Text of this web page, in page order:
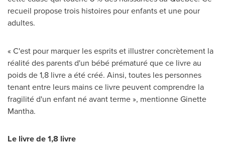
recueil propose trois histoires pour enfants et une pour
adultes.
« C'est pour marquer les esprits et illustrer concrètement la
réalité des parents d'un bébé prématuré que ce livre au
poids de 1,8 livre a été créé. Ainsi, toutes les personnes
tenant entre leurs mains ce livre peuvent comprendre la
fragilité d'un enfant né avant terme », mentionneGinette
Mantha.
Le livre de 1,8 livre